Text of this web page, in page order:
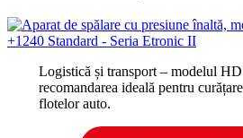
Logistică și transport – modelul
recomandarea ideală pentru
flotelor auto.